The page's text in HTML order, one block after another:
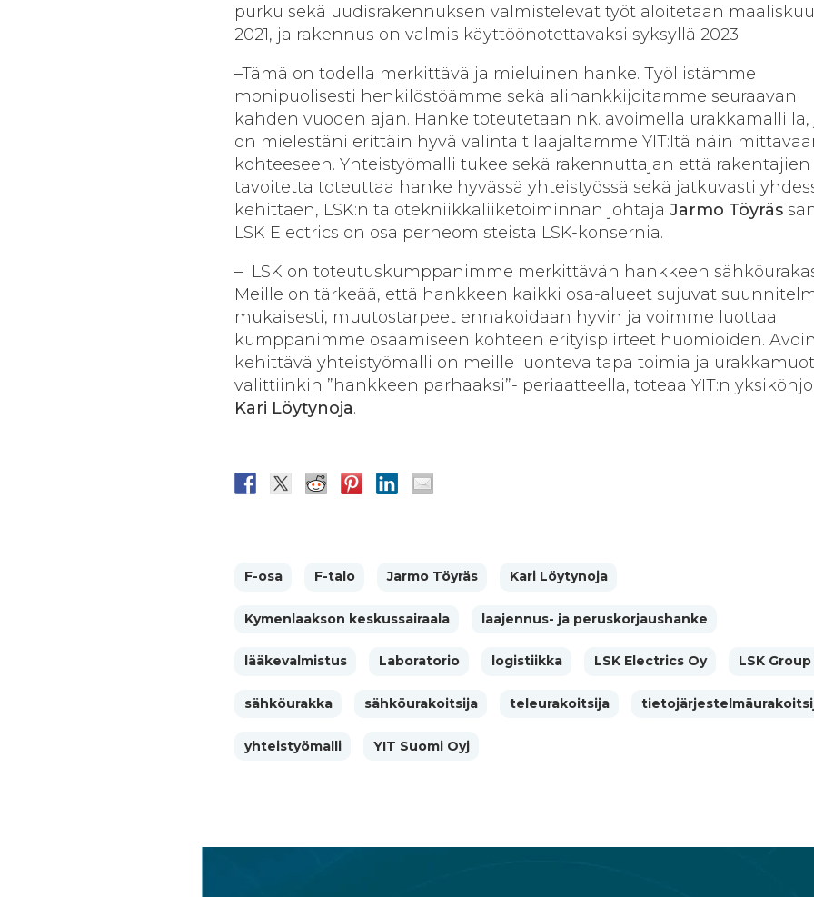
purku sekä uudisrakennuksen valmistelevat työt aloitetaan
2021, ja rakennus on valmis käyttöönotettavaksi syksyllä 2023.
–Tämä on todella merkittävä ja mieluinen hanke. Työllistämme
monipuolisesti henkilöstöämme sekä alihankkijoitamme seuraavan
kahden vuoden ajan. Hanke toteutetaan nk. avoimella urakkamallilla,
on mielestäni erittäin hyvä valinta tilaajaltamme YIT:ltä näin
kohteeseen. Yhteistyömalli tukee sekä rakennuttajan että rakentajien
tavoitetta toteuttaa hanke hyvässä yhteistyössä sekä jatkuvasti
kehittäen, LSK:n talotekniikkaliiketoiminnan johtaja Jarmo Töyräs
LSK Electrics on osa perheomisteista LSK-konsernia.
– LSK on toteutuskumppanimme merkittävän hankkeen
Meille on tärkeää, että hankkeen kaikki osa-alueet sujuvat
mukaisesti, muutostarpeet ennakoidaan hyvin ja voimme luottaa
kumppanimme osaamiseen kohteen erityispiirteet huomioiden.
kehittävä yhteistyömalli on meille luonteva tapa toimia ja
valittiinkin ”hankkeen parhaaksi”- periaatteella, toteaa YIT:n
Kari Löytynoja.
F-osa F-talo Jarmo Töyräs Kari Löytynoja
Kymenlaakson keskussairaala laajennus- ja peruskorjaushanke
lääkevalmistus Laboratorio logistiikka LSK Electrics Oy LSK Group
sähköurakka sähköurakoitsija teleurakoitsija
yhteistyömalli YIT Suomi Oyj